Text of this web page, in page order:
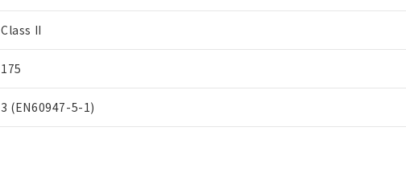
Class II
175
3 (EN60947-5-1)